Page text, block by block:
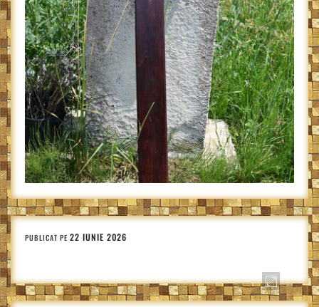
PUBLICAT PE 22 IUNIE 2026